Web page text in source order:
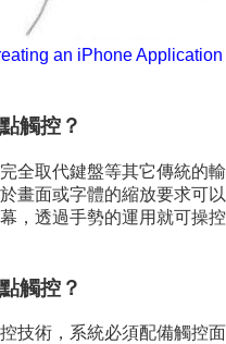
an iPhone Application
觸控？
全取代鍵盤等其它傳統的
畫面或字體的縮放要求可
，透過手勢的運用就可操
觸控？
技術，系統必須配備觸控